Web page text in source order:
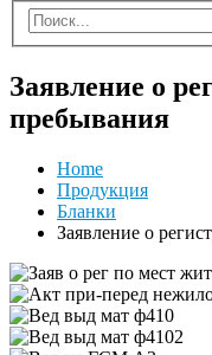
Заявление о
пребывания
Home
Продукция
Бланки
Заявление о